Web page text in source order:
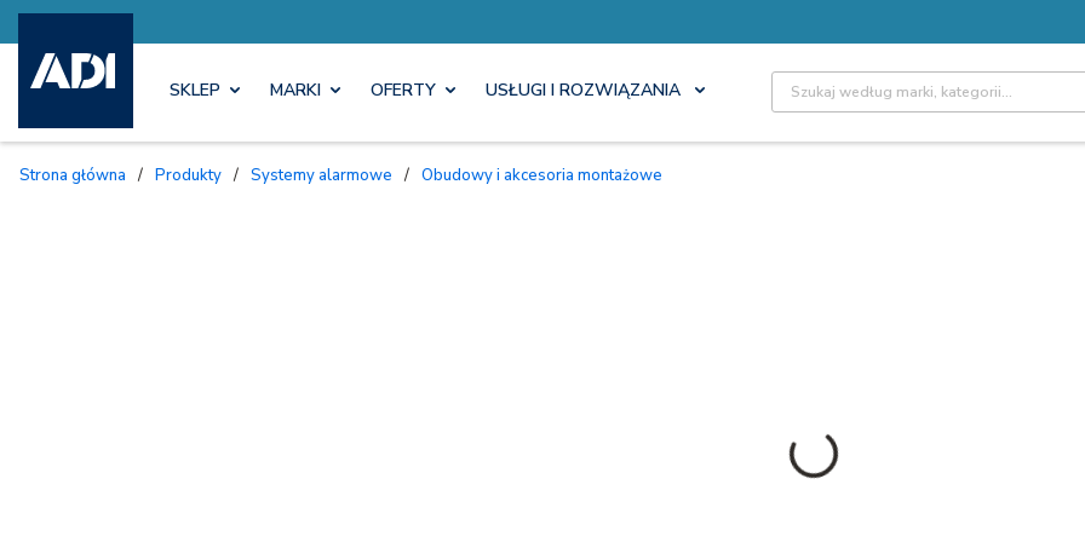
SKLEP MARKI OFERTY USŁUGI I ROZWIĄZANIA Site Search
Strona główna / Produkty / Systemy alarmowe / Obudowy i akcesoria montażowe